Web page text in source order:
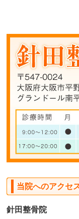
当院へのアクセ
針田整骨院